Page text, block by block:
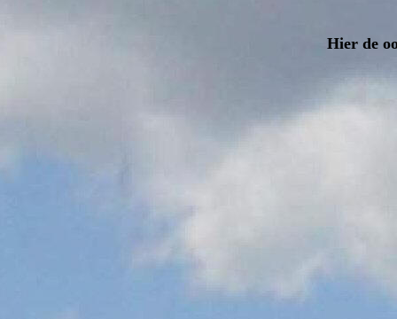
Hier de